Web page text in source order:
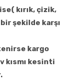
kırık, çizik,
şekilde karşı
kargo
kısmı kesinti